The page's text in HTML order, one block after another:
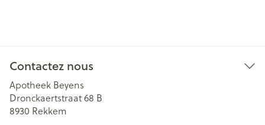
Contactez nous
Apotheek Beyens
Dronckaertstraat 68 B
8930 Rekkem